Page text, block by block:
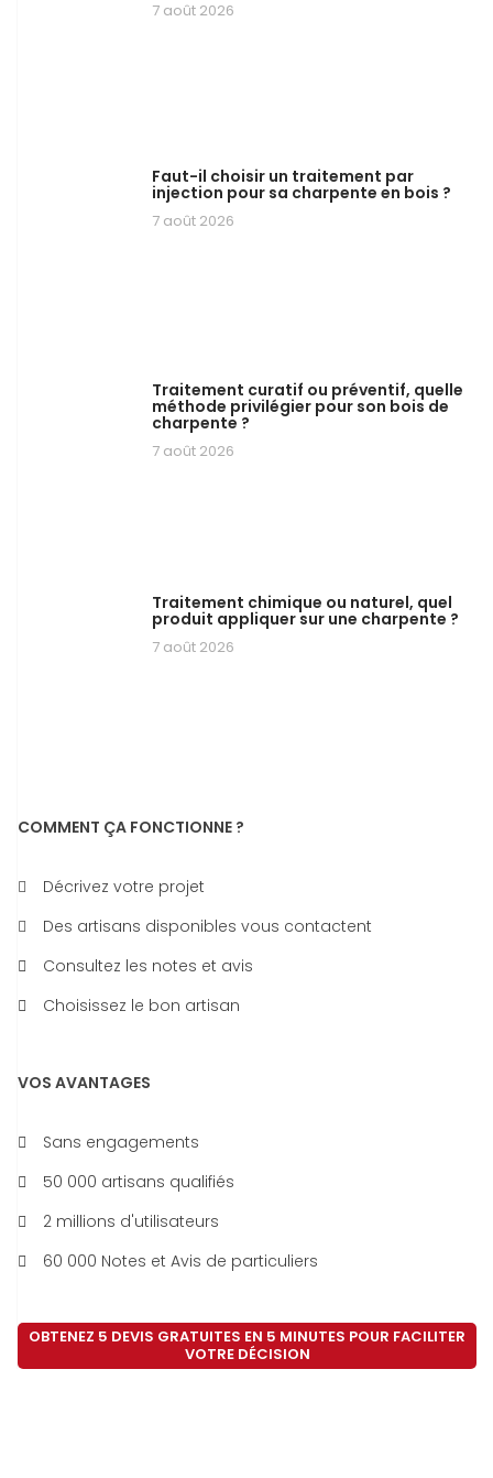
7 août 2026
Faut-il choisir un traitement par
injection pour sa charpente en bois ?
7 août 2026
Traitement curatif ou préventif, quelle
méthode privilégier pour son bois de
charpente ?
7 août 2026
Traitement chimique ou naturel, quel
produit appliquer sur une charpente ?
7 août 2026
COMMENT ÇA FONCTIONNE ?
Décrivez votre projet
Des artisans disponibles vous contactent
Consultez les notes et avis
Choisissez le bon artisan
VOS AVANTAGES
Sans engagements
50 000 artisans qualifiés
2 millions d'utilisateurs
60 000 Notes et Avis de particuliers
OBTENEZ 5 DEVIS GRATUITES EN 5 MINUTES POUR FACILITER
VOTRE DÉCISION